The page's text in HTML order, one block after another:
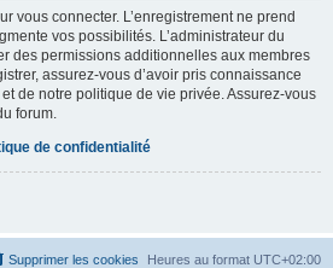
vous connecter. L’enregistrement ne prend
vos possibilités. L’administrateur du
des permissions additionnelles aux membres
assurez-vous d’avoir pris connaissance
de notre politique de vie privée. Assurez-vous
forum.
de confidentialité
Heures au format UTC+02:00
Supprimer les cookies